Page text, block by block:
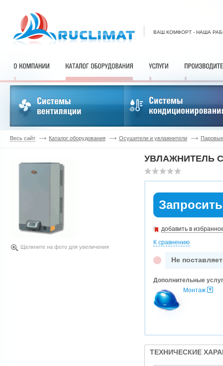
ВАШ КОМФОРТ - НАША
Весь сайт Каталог оборудования Осушители и увлажнители
Щелкните на фото для увеличения
УВЛАЖНИТЕЛЬ
добавить в
К сравнению
Не
Дополнительные
Монтаж
ТЕХНИЧЕСКИЕ